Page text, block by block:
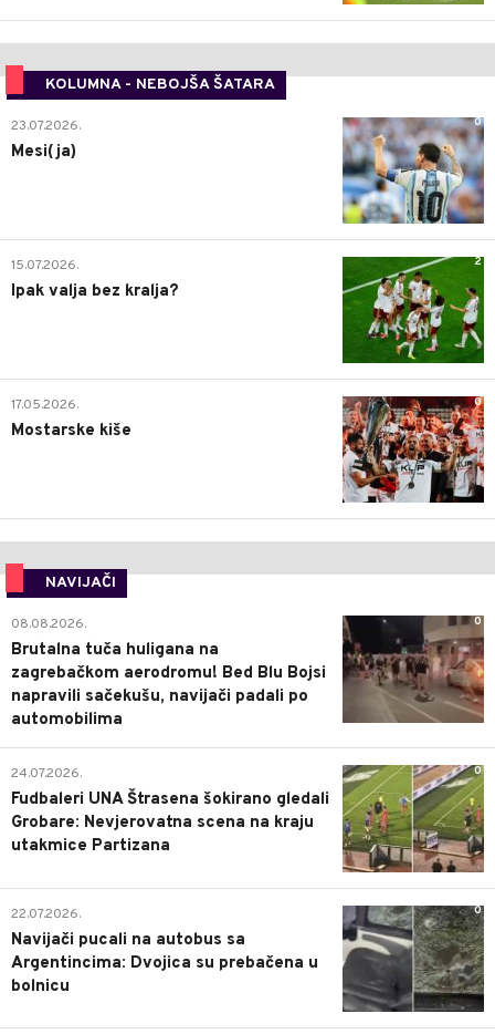
KOLUMNA - NEBOJŠA ŠATARA
0
23.07.2026.
Mesi(ja)
2
15.07.2026.
Ipak valja bez kralja?
0
17.05.2026.
Mostarske kiše
NAVIJAČI
0
08.08.2026.
Brutalna tuča huligana na
zagrebačkom aerodromu! Bed Blu Bojsi
napravili sačekušu, navijači padali po
automobilima
0
24.07.2026.
Fudbaleri UNA Štrasena šokirano gledali
Grobare: Nevjerovatna scena na kraju
utakmice Partizana
0
22.07.2026.
Navijači pucali na autobus sa
Argentincima: Dvojica su prebačena u
bolnicu